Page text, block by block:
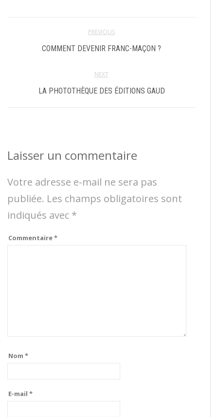
PREVIOUS
COMMENT DEVENIR FRANC-MAÇON ?
NEXT
LA PHOTOTHÈQUE DES ÉDITIONS GAUD
Laisser un commentaire
Votre adresse e-mail ne sera pas
publiée. Les champs obligatoires sont
indiqués avec *
Commentaire*
Nom *
E-mail *